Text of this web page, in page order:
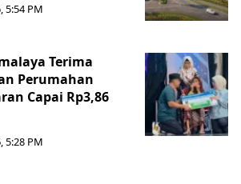
5:54 PM
Terima
Perumahan
Capai Rp3,86
5:28 PM